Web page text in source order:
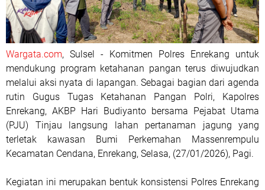
Wargata.com, Sulsel - Komitmen Polres Enrekang untuk
mendukung program ketahanan pangan terus diwujudkan
melalui aksi nyata di lapangan. Sebagai bagian dari agenda
rutin Gugus Tugas Ketahanan Pangan Polri, Kapolres
Enrekang, AKBP Hari Budiyanto bersama Pejabat Utama
(PJU) Tinjau langsung lahan pertanaman jagung yang
terletak kawasan Bumi Perkemahan Massenrempulu
Kecamatan Cendana, Enrekang, Selasa, (27/01/2026), Pagi.
Kegiatan ini merupakan bentuk konsistensi Polres Enrekang